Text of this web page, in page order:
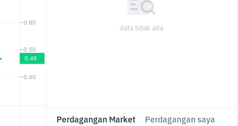
Perdagangan Market Perdagangan saya
data tidak ada